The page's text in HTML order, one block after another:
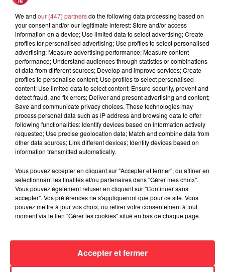
Rock News
6 août 2026
La version réécrite de « Beautiful Day »
interprétée lors des...
Weezer prépare la sortie de son nouvel
album en dévoilant une...
Queens of the Stone Age lance une ligne
téléphonique pour...
We and our (447) partnersdo the following data processing based on
your consent and/or our legitimate interest: Store and/or access
information on a device; Use limited data to select advertising; Create
profiles for personalised advertising; Use profiles to select personalised
advertising; Measure advertising performance; Measure content
performance; Understand audiences through statistics or combinations
of data from different sources; Develop and improve services; Create
profiles to personalise content; Use profiles to select personalised
content; Use limited data to select content; Ensure security, prevent and
detect fraud, and fix errors; Deliver and present advertising and content;
Save and communicate privacy choices. These technologies may
process personal data such as IP address and browsing data to offer
following functionalities: Identify devices based on information actively
requested; Use precise geolocation data; Match and combine data from
other data sources; Link different devices; Identify devices based on
information transmitted automatically.
Vous pouvez accepter en cliquant sur "Accepter et fermer", ou affiner en
sélectionnant les finalités et/ou partenaires dans "Gérer mes choix".
Vous pouvez également refuser en cliquant sur "Continuer sans
accepter". Vos préférences ne s'appliqueront que pour ce site. Vous
pouvez mettre à jour vos choix, ou retirer votre consentement à tout
moment via le lien "Gérer les cookies" situé en bas de chaque page.
Accepter et fermer